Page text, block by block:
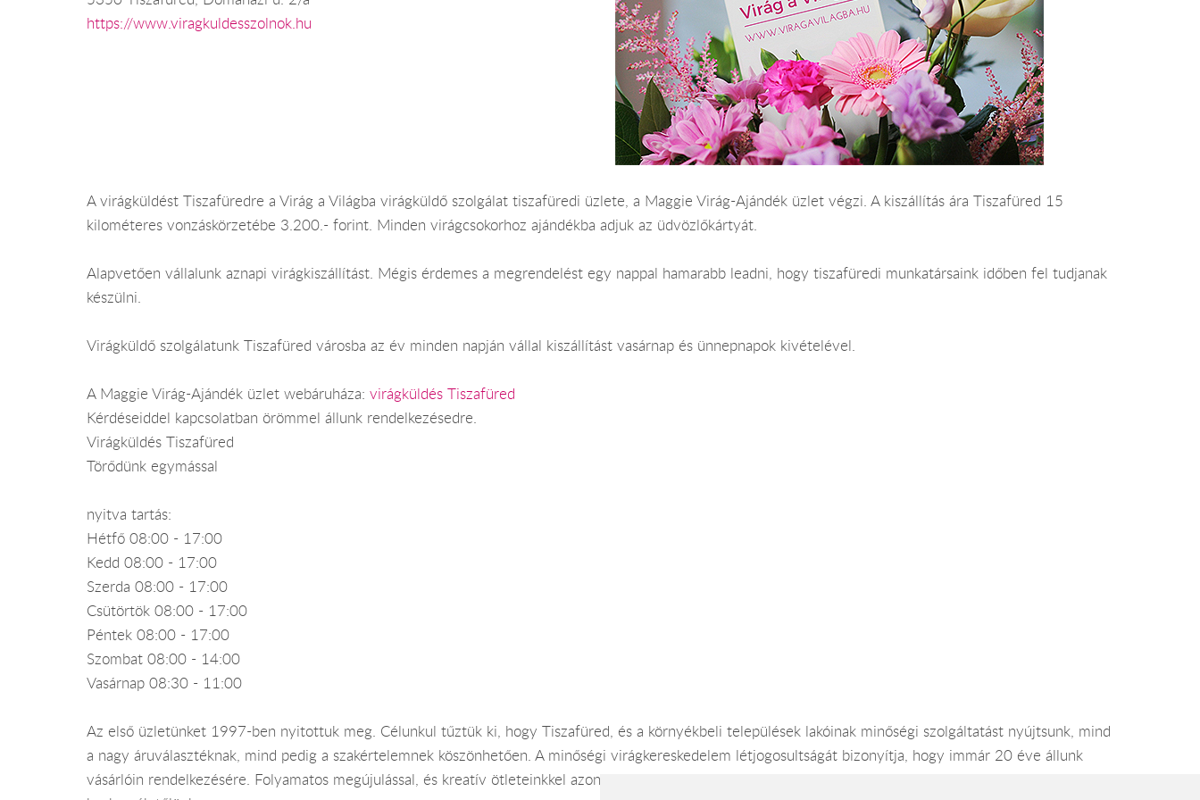
https://www.viragkuldesszolnok.hu
A virágküldést Tiszafüredre a Virág a Világba virágküldő szolgálat tiszafüredi üzlete, a Maggie Virág-Ajándék üzlet végzi. A kiszállítás ára Tiszafüred 15
kilométeres vonzáskörzetébe 3.200.- forint. Minden virágcsokorhoz ajándékba adjuk az üdvözlőkártyát.
Alapvetően vállalunk aznapi virágkiszállítást. Mégis érdemes a megrendelést egy nappal hamarabb leadni, hogy tiszafüredi munkatársaink időben fel tudjanak
készülni.
Virágküldő szolgálatunk Tiszafüred városba az év minden napján vállal kiszállítást vasárnap és ünnepnapok kivételével.
A Maggie Virág-Ajándék üzlet webáruháza: virágküldés Tiszafüred
Kérdéseiddel kapcsolatban örömmel állunk rendelkezésedre.
Virágküldés Tiszafüred
Törődünk egymással
nyitva tartás:
Hétfő 08:00 - 17:00
Kedd 08:00 - 17:00
Szerda 08:00 - 17:00
Csütörtök 08:00 - 17:00
Péntek 08:00 - 17:00
Szombat 08:00 - 14:00
Vasárnap 08:30 - 11:00
Az első üzletünket 1997-ben nyitottuk meg. Célunkul tűztük ki, hogy Tiszafüred, és a környékbeli települések lakóinak minőségi szolgáltatást nyújtsunk, mind
a nagy áruválasztéknak, mind pedig a szakértelemnek köszönhetően. A minőségi virágkereskedelem létjogosultságát bizonyítja, hogy immár 20 éve állunk
vásárlóin rendelkezésére. Folyamatos megújulással, és kreatív ötleteinkkel azon dolgozunk, hogy vásárlóink mindig az elvárt és megszokott színvonalat